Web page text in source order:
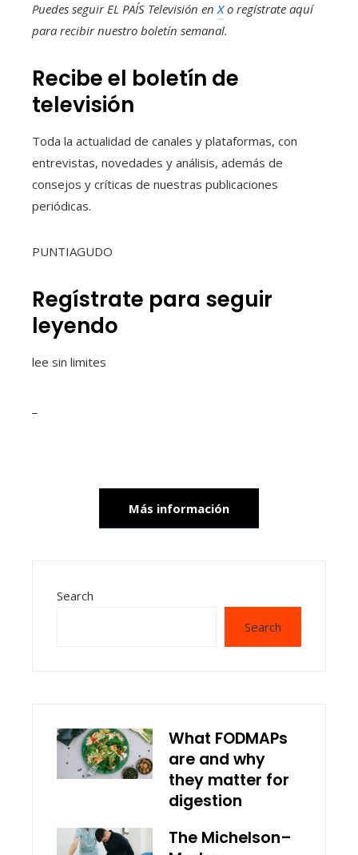
Puedes seguir EL PAÍS Televisión enXo regístrate aquí
para recibirnuestro boletín semanal.
Recibe el boletín de
televisión
Toda la actualidad de canales y plataformas, con
entrevistas, novedades y análisis, además de
consejos y críticas de nuestras publicaciones
periódicas.
PUNTIAGUDO
Regístrate para seguir
leyendo
lee sin limites
Más información
Search
Search
What FODMAPs
are and why
they matter for
digestion
The Michelson–